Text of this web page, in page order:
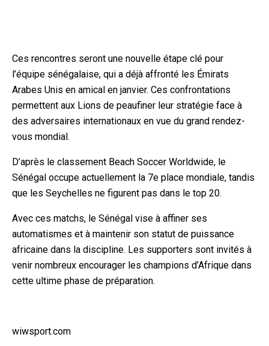
Ces rencontres seront une nouvelle étape clé pour
l’équipe sénégalaise, qui a déjà affronté les Émirats
Arabes Unis en amical en janvier. Ces confrontations
permettent aux Lions de peaufiner leur stratégie face à
des adversaires internationaux en vue du grand rendez-
vous mondial.
D’après le classement Beach Soccer Worldwide, le
Sénégal occupe actuellement la 7e place mondiale, tandis
que les Seychelles ne figurent pas dans le top 20.
Avec ces matchs, le Sénégal vise à affiner ses
automatismes et à maintenir son statut de puissance
africaine dans la discipline. Les supporters sont invités à
venir nombreux encourager les champions d’Afrique dans
cette ultime phase de préparation.
wiwsport.com